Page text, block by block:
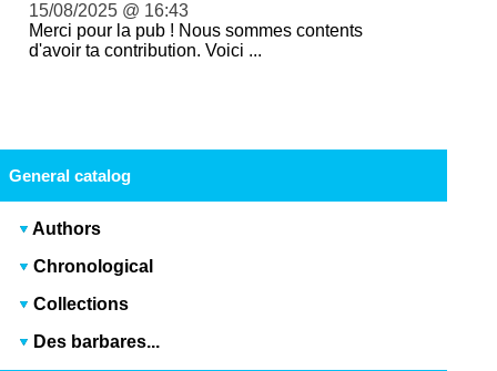
15/08/2025 @ 16:43
Merci pour la pub ! Nous sommes contents
d'avoir ta contribution. Voici ...
General catalog
Authors
Chronological
Collections
Des barbares...